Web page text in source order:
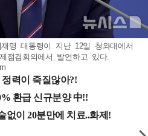
명 대통령이 지난 12일 청와대에서
점검회의에서 발언하고 있다.